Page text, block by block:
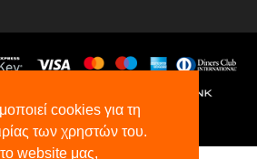
cookies για τη
των χρηστών του.
website μας,
2026All Rights Reserved.